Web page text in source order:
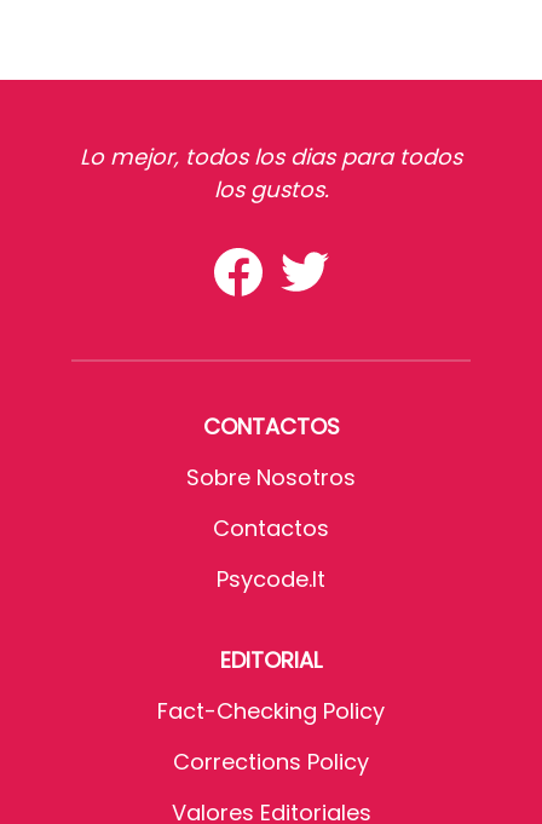
Lo mejor, todos los dias para todos
los gustos.
CONTACTOS
Sobre Nosotros
Contactos
Psycode.it
EDITORIAL
Fact-Checking Policy
Corrections Policy
Valores Editoriales